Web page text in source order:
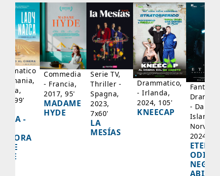
99'
-
Commedia
- Francia,
2017, 95'
MADAME
HYDE
Serie TV,
Thriller -
Spagna,
2023,
7x60'
LA
MESÍAS
Drammatico,
- Irlanda,
2024, 105'
KNEECAP
-
Islanda,
2024,
NEGLI
ABISSI